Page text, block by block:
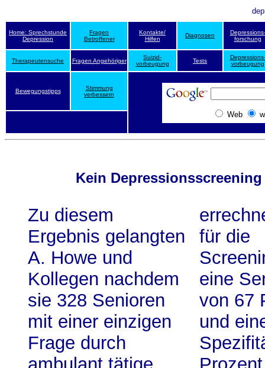
Home: Sprechstunde
Depression
Fragen
Betroffener
Kontakte/
Hilfen
Diagnosen
Depressions-
forschung
Therapeutensuche Fragen Angehöriger
Suizid-
vorbeugung
Tests
Depressions-
vorbeugung
Bewegungstipps
Stimmung
verbessern
Web
Kein
Zu diesem
Ergebnis gelangten
A. Howe und
Kollegen nachdem
sie 328 Senioren
mit einer einzigen
Frage durch
für die
eine
von 67
und